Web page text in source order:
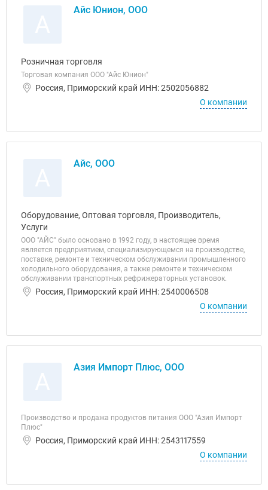
Айс Юнион, ООО
Розничная торговля
Торговая компания ООО "Айс Юнион"
Россия, Приморский край ИНН: 2502056882
О компании
Айс, ООО
Оборудование, Оптовая торговля, Производитель,
Услуги
ООО "АЙС" было основано в 1992 году, в настоящее время
является предприятием, специализирующемся на производстве,
поставке, ремонте и техническом обслуживании промышленного
холодильного оборудования, а также ремонте и техническом
обслуживании транспортных рефрижераторных установок.
Россия, Приморский край ИНН: 2540006508
О компании
Азия Импорт Плюс, ООО
Производство и продажа продуктов питания ООО "Азия Импорт
Плюс"
Россия, Приморский край ИНН: 2543117559
О компании